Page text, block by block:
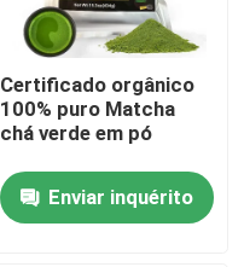
Certificado orgânico
100% puro Matcha
chá verde em pó
Enviar inquérito